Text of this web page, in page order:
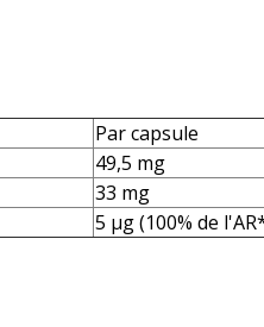
Par capsule
49,5 mg
33 mg
5 μg (100% de